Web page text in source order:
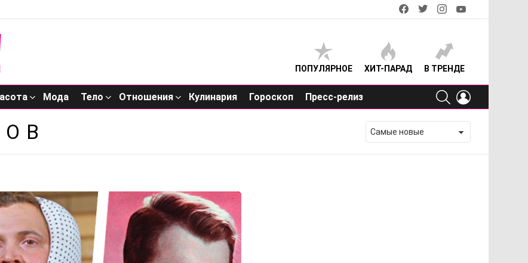
facebooktwitterinstagram
ПОПУЛЯРНОЕ ХИТ-ПАРАД В ТРЕНДЕ
Мода Тело Отношения Кулинария Гороскоп Пресс-релиз
SEARCH